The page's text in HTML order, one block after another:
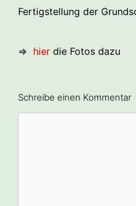
Fertigstellung der
⇒ hier die Fotos dazu
Schreibe einen Kommentar